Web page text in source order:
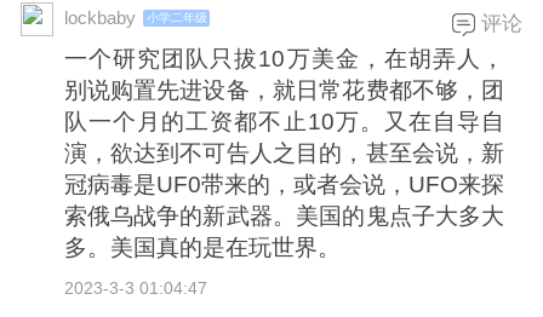
lockbaby 小学二年级
一个研究团队只拔10万美金，在胡弄人，
别说购置先进设备，就日常花费都不够，团
队一个月的工资都不止10万。又在自导自
演，欲达到不可告人之目的，甚至会说，新
冠病毒是UF0带来的，或者会说，UFO来探
索俄乌战争的新武器。美国的鬼点子大多大
多。美国真的是在玩世界。
2023-3-3 01:04:47
评论